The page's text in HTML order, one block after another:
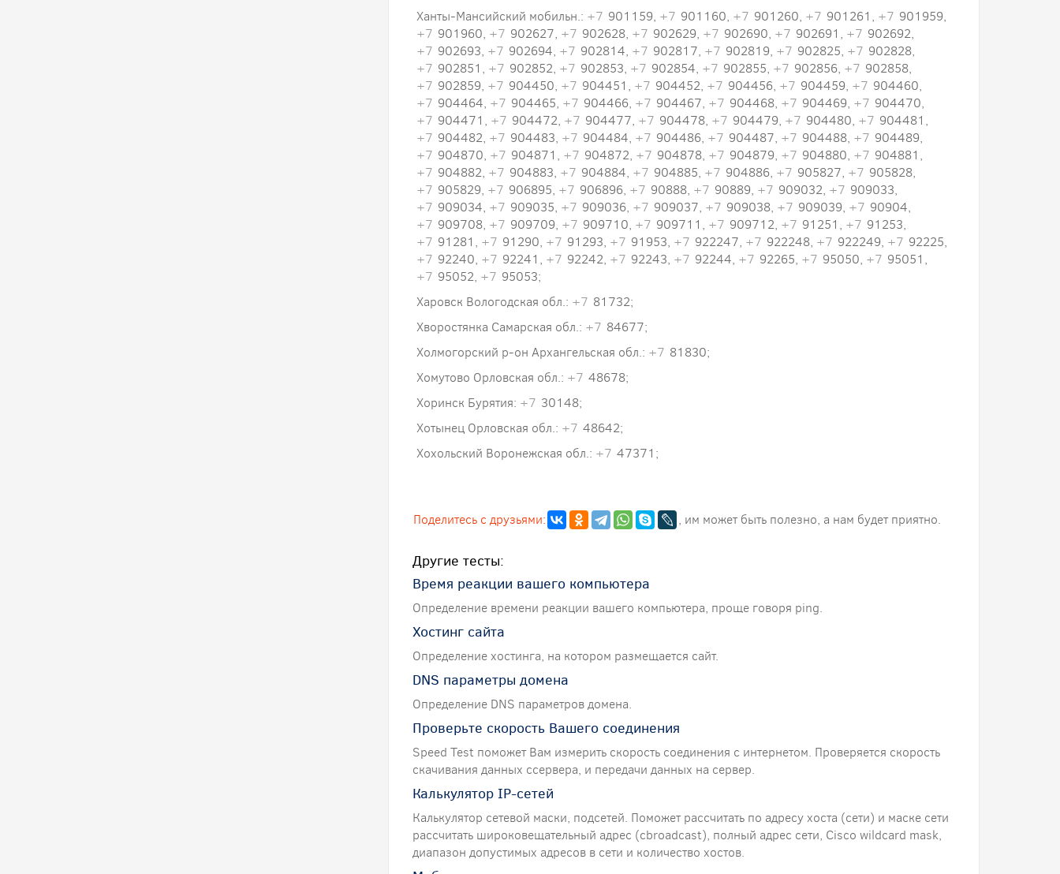
Ханты-Мансийский мобильн.: +7 901159, +7 901160, +7 901260, +7 901261, +7 901959,
+7 901960, +7 902627, +7 902628, +7 902629, +7 902690, +7 902691, +7 902692,
+7 902693, +7 902694, +7 902814, +7 902817, +7 902819, +7 902825, +7 902828,
+7 902851, +7 902852, +7 902853, +7 902854, +7 902855, +7 902856, +7 902858,
+7 902859, +7 904450, +7 904451, +7 904452, +7 904456, +7 904459, +7 904460,
+7 904464, +7 904465, +7 904466, +7 904467, +7 904468, +7 904469, +7 904470,
+7 904471, +7 904472, +7 904477, +7 904478, +7 904479, +7 904480, +7 904481,
+7 904482, +7 904483, +7 904484, +7 904486, +7 904487, +7 904488, +7 904489,
+7 904870, +7 904871, +7 904872, +7 904878, +7 904879, +7 904880, +7 904881,
+7 904882, +7 904883, +7 904884, +7 904885, +7 904886, +7 905827, +7 905828,
+7 905829, +7 906895, +7 906896, +7 90888, +7 90889, +7 909032, +7 909033,
+7 909034, +7 909035, +7 909036, +7 909037, +7 909038, +7 909039, +7 90904,
+7 909708, +7 909709, +7 909710, +7 909711, +7 909712, +7 91251, +7 91253,
+7 91281, +7 91290, +7 91293, +7 91953, +7 922247, +7 922248, +7 922249, +7 92225,
+7 92240, +7 92241, +7 92242, +7 92243, +7 92244, +7 92265, +7 95050, +7 95051,
+7 95052, +7 95053;
Харовск Вологодская обл.: +7 81732;
Хворостянка Самарская обл.: +7 84677;
Холмогорский р-он Архангельская обл.: +7 81830;
Хомутово Орловская обл.: +7 48678;
Хоринск Бурятия: +7 30148;
Хотынец Орловская обл.: +7 48642;
Хохольский Воронежская обл.: +7 47371;
Поделитесь с друзьями: , им может быть полезно, а нам будет приятно.
Другие тесты:
Время реакции вашего компьютера
Определение времени реакции вашего компьютера, проще говоря ping.
Хостинг сайта
Определение хостинга, на котором размещается сайт.
DNS параметры домена
Определение DNS параметров домена.
Проверьте скорость Вашего соединения
Speed Test поможет Вам измерить скорость соединения с интернетом. Проверяется скорость
скачивания данных ссервера, и передачи данных на сервер.
Калькулятор IP-сетей
Калькулятор сетевой маски, подсетей. Поможет рассчитать по адресу хоста (сети) и маске сети
рассчитать широковещательный адрес (сbroadcast), полный адрес сети, Cisco wildcard mask,
диапазон допустимых адресов в сети и количество хостов.